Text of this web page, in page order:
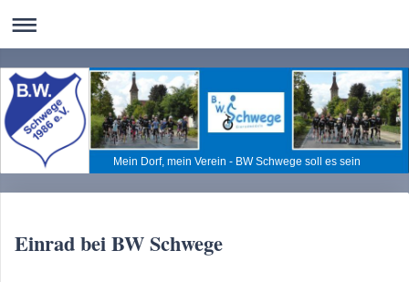
Mein Dorf, mein Verein - BW Schwege soll es sein
Einrad bei BW Schwege